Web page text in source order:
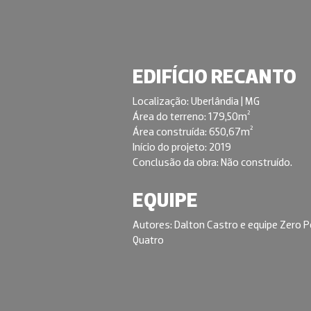
EDIFÍCIO RECANTO
Localização: Uberlândia | MG
Área do terreno: 179,50m²
Área construída: 650,67m²
Início do projeto: 2019
Conclusão da obra: Não construído.
EQUIPE
Autores: Dalton Castro e equipe Zero
Quatro